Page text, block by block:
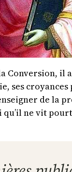
Conversion, il
ses croyances
de la
qu’il ne vit